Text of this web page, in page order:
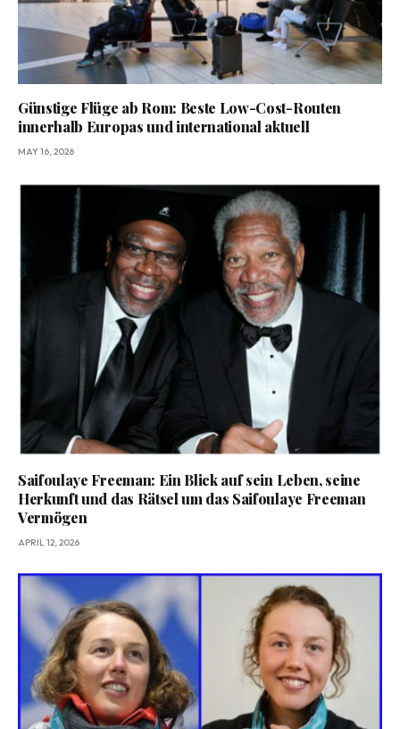
Günstige Flüge ab Rom: Beste Low-Cost-Routen
innerhalb Europas und international aktuell
MAY 16, 2026
Saifoulaye Freeman: Ein Blick auf sein Leben, seine
Herkunft und das Rätsel um das Saifoulaye Freeman
Vermögen
APRIL 12, 2026